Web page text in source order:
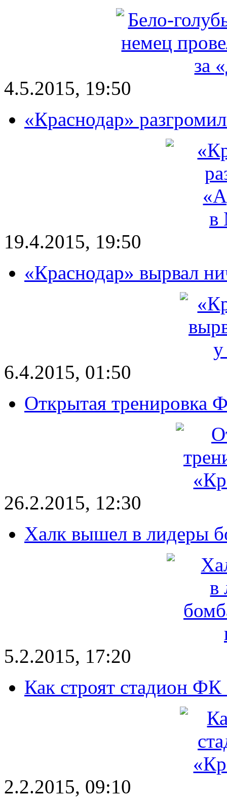
4.5.2015, 19:50
«Краснодар»
19.4.2015, 19:50
«Краснодар» вырвал
6.4.2015, 01:50
Открытая тренировка
26.2.2015, 12:30
Халк вышел в лидеры
5.2.2015, 17:20
Как строят стадион
2.2.2015, 09:10